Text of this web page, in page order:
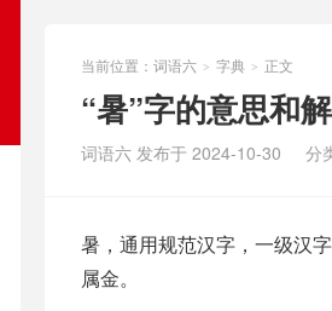
当前位置： 词语六 > 字典 > 正文
“暑”字的意思和
词语六 发布于 2024-10-30 分
暑，通用规范汉字，一级汉
属金。